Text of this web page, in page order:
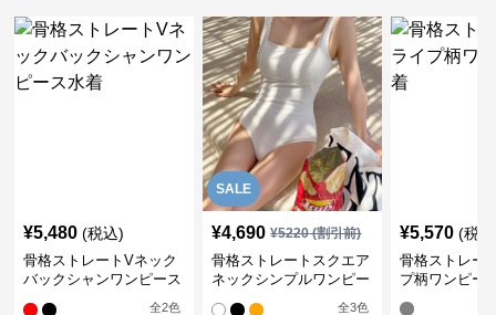
¥5,480 (税込)
骨格ストレートVネック
バックシャンワンピース
全2色
SALE
¥4,690 ¥5220(割引前)
骨格ストレートスクエア
ネックシンプルワンピー
全3色
¥5,570 (税
骨格ストレー
プ柄ワンピー